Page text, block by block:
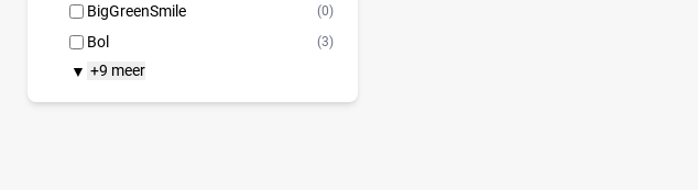
BigGreenSmile (0)
Bol (3)
▼ +9 meer